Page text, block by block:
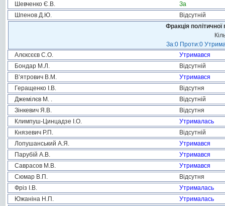
Шевченко Є.В.
За
Шпенов Д.Ю.
Відсутній
Фракція
За:0 Проти:0
Алєксєєв С.О.
Утримався
Бондар М.Л.
Відсутній
В’ятрович В.М.
Утримався
Геращенко І.В.
Відсутня
Джемілєв М. .
Відсутній
Зінкевич Я.В.
Відсутня
Климпуш-Цинцадзе І.О.
Утрималась
Князевич Р.П.
Відсутній
Лопушанський А.Я.
Утримався
Парубій А.В.
Утримався
Саврасов М.В.
Утримався
Сюмар В.П.
Відсутня
Фріз І.В.
Утрималась
Южаніна Н.П.
Утрималась